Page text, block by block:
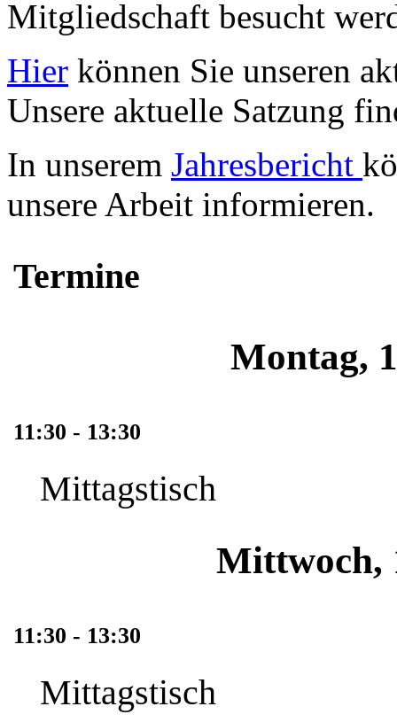
Mitgliedschaft besucht
Hier können Sie unseren
Unsere aktuelle Satzung
In unserem Jahresbericht
unsere Arbeit informieren.
Termine
Montag,
11:30 - 13:30
Mittagstisch
Mittwoch,
11:30 - 13:30
Mittagstisch